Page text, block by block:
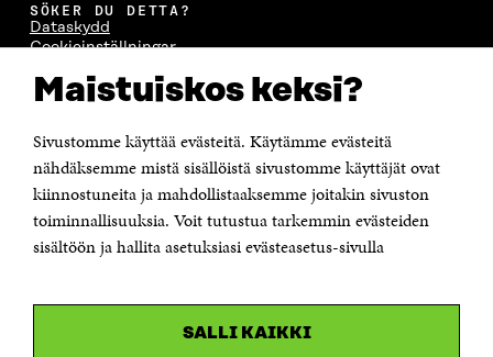
Maistuiskos keksi?
Sivustomme käyttää evästeitä. Käytämme evästeitä
nähdäksemme mistä sisällöistä sivustomme käyttäjät ovat
kiinnostuneita ja mahdollistaaksemme joitakin sivuston
toiminnallisuuksia. Voit tutustua tarkemmin evästeiden
sisältöön ja hallita asetuksiasi evästeasetus-sivulla
SALLI KAIKKI
SÖKER DU DETTA?
Dataskydd
Cookieinställningar
Tillgänglighetsutredning
Beskrivning av handlingsoffentligheten
KONTAKTA OSS
Jubileumsfonden för Finlands självständighet Sitra
Östersjögatan 11–13, PB 160,
00181 Helsingfors